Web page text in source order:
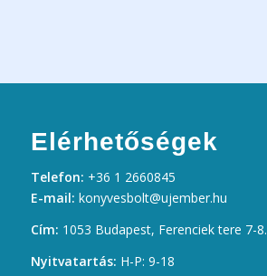
Elérhetőségek
Telefon: +36 1 2660845
E-mail: konyvesbolt@ujember.hu
Cím: 1053 Budapest, Ferenciek tere 7-8.
Nyitvatartás: H-P: 9-18